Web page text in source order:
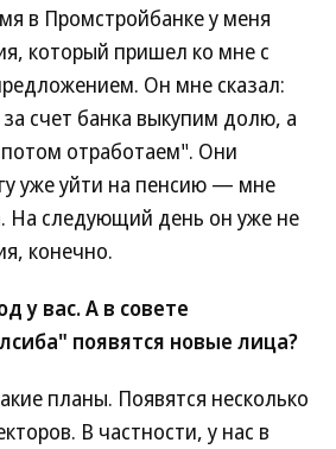
в Промстройбанке у меня
который пришел ко мне с
Он мне сказал:
счет банка выкупим долю, а
отработаем". Они
уже уйти на пенсию — мне
На следующий день он уже не
конечно.
у вас. А в совете
появятся новые лица?
планы. Появятся несколько
В частности, у нас в